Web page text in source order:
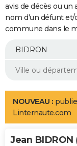
Retraite
Epargne
Immobilier
Risques naturels par
Banque
Assurance
AUTO
Essais
Réserver un essai
Citadines
Berlines
SUV
Forum auto
+
Mobiles
Meilleur smartphone
Internet
Ordinateurs
Jeux vidéo
Guide high-tech
Aménagement intérieur
LIFESTYLE
Art de vivre
Bien-être
Loisirs
Mode
Modes de vie
Alimentation
Guide de la santé
Maladies
Médicaments
Sommeil
VOYAGE
avis de décès ou un
nom d'un défunt et/
commune dans le
NOUVEAU :
Linternaute.com
Jean BIDRON